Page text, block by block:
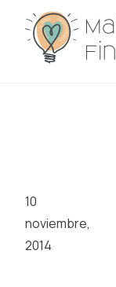
10
noviembre,
2014